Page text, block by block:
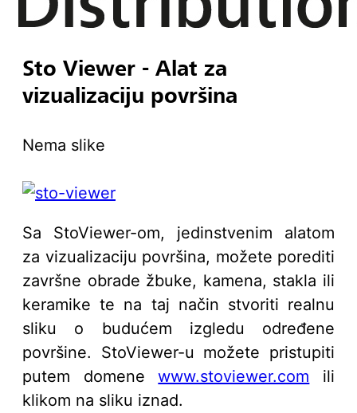
Sto Viewer - Alat za
vizualizaciju površina
Nema slike
Sa StoViewer-om, jedinstvenim alatom
za vizualizaciju površina, možete porediti
završne obrade žbuke, kamena, stakla ili
keramike te na taj način stvoriti realnu
sliku o budućem izgledu određene
površine. StoViewer-u možete pristupiti
putem domenewww.stoviewer.com ili
klikom na sliku iznad.